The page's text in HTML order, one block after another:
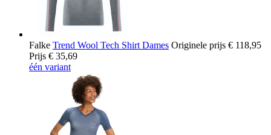
Falke Trend Wool Tech Shirt Dames Originele prijs € 118,95
Prijs € 35,69
één variant